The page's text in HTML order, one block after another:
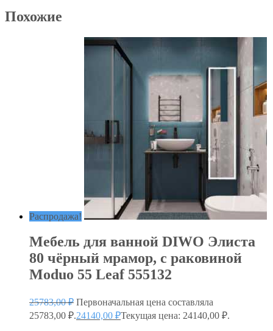
Похожие
Распродажа!
Мебель для ванной DIWO Элиста
80 чёрный мрамор, с раковиной
Moduo 55 Leaf 555132
25783,00₽ Первоначальная цена составляла
25783,00 ₽.24140,00 ₽Текущая цена: 24140,00 ₽.